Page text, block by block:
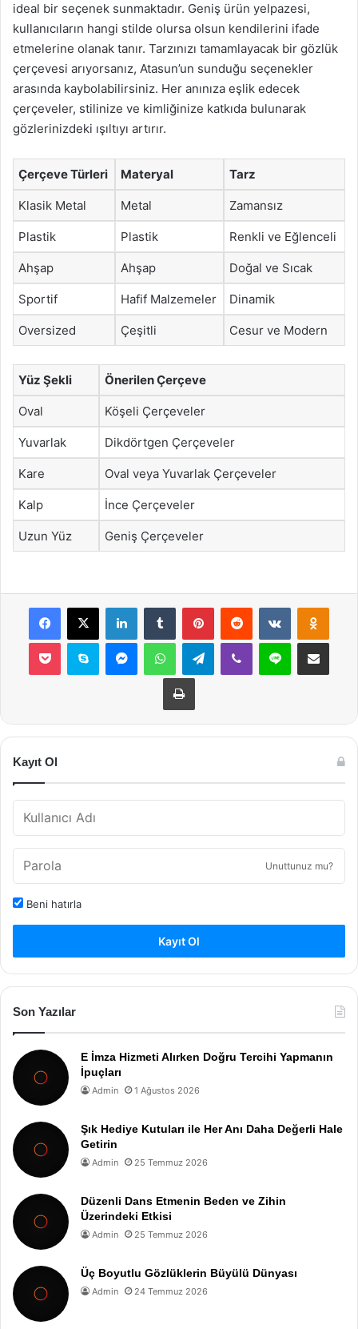
ideal bir seçenek sunmaktadır. Geniş ürün yelpazesi,
kullanıcıların hangi stilde olursa olsun kendilerini ifade
etmelerine olanak tanır. Tarzınızı tamamlayacak bir gözlük
çerçevesi arıyorsanız, Atasun’un sunduğu seçenekler
arasında kaybolabilirsiniz. Her anınıza eşlik edecek
çerçeveler, stilinize ve kimliğinize katkıda bulunarak
gözlerinizdeki ışıltıyı artırır.
Çerçeve Türleri Materyal Tarz
Klasik Metal Metal Zamansız
Plastik Plastik Renkli ve Eğlenceli
Ahşap Ahşap Doğal ve Sıcak
Sportif Hafif Malzemeler Dinamik
Oversized Çeşitli Cesur ve Modern
Yüz Şekli Önerilen Çerçeve
Oval Köşeli Çerçeveler
Yuvarlak Dikdörtgen Çerçeveler
Kare Oval veya Yuvarlak Çerçeveler
Kalp İnce Çerçeveler
Uzun Yüz Geniş Çerçeveler
Facebook
X LinkedInTumblr PinterestReddit VKontakte
Pocket Skype MessengerWhatsAppTelegramViber Line E-Posta ile
Yazdır
Kayıt Ol
Unuttunuz mu?
Beni hatırla
Kayıt Ol
Son Yazılar
E İmza Hizmeti Alırken Doğru Tercihi Yapmanın
İpuçları
Admin 1 Ağustos 2026
Şık Hediye Kutuları ile Her Anı Daha Değerli Hale
Getirin
Admin 25 Temmuz 2026
Düzenli Dans Etmenin Beden ve Zihin
Üzerindeki Etkisi
Admin 25 Temmuz 2026
Üç Boyutlu Gözlüklerin Büyülü Dünyası
Admin 24 Temmuz 2026